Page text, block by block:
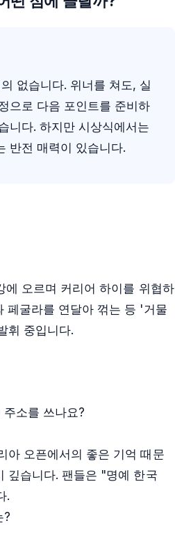
없습니다. 위너를 쳐도, 실
으로 다음 포인트를 준비하
니다. 하지만 시상식에서는
반전 매력이 있습니다.
오르며 커리어 하이를 위협하
페굴라를 연달아 꺾는 등 '거물
휘 중입니다.
소를 쓰나요?
아 오픈에서의 좋은 기억 때문
깊습니다. 팬들은 "명예 한국
.
?